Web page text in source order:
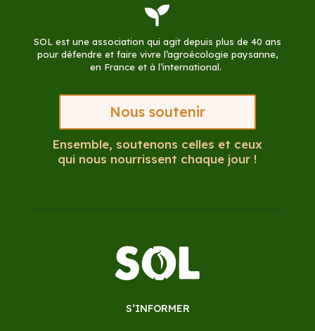

SOL est une association qui agit depuis plus de 40 ans
pour défendre et faire vivre l’agroécologie paysanne,
en France et à l’international.
Nous soutenir
Ensemble, soutenons celles et ceux
qui nous nourrissent chaque jour !
S’INFORMER